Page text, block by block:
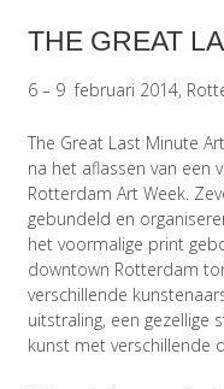
THE GREAT
6 – 9 februari 2014,
The Great Last Minute
na het aflassen van een
Rotterdam Art Week.
gebundeld en
het voormalige print
downtown Rotterdam
verschillende
uitstraling, een gezellige
kunst met verschillende